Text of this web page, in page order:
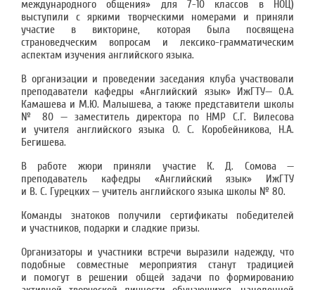
международного общения» для 7-10 классов в НОЦ)
выступили с яркими творческими номерами и приняли
участие в викторине, которая была посвящена
страноведческим вопросам и лексико-грамматическим
аспектам изучения английского языка.
В организации и проведении заседания клуба участвовали
преподаватели кафедры «Английский язык» ИжГТУ— О.А.
Камашева и М.Ю. Малышева, а также представители школы
№ 80 — заместитель директора по НМР С.Г. Вилесова
и учителя английского языка О. С. Коробейникова, Н.А.
Бегишева.
В работе жюри приняли участие К. Д. Сомова —
преподаватель кафедры «Английский язык» ИжГТУ
и В. С. Гурецких — учитель английского языка школы № 80.
Команды знатоков получили сертификаты победителей
и участников, подарки и сладкие призы.
Организаторы и участники встречи выразили надежду, что
подобные совместные мероприятия станут традицией
и помогут в решении общей задачи по формированию